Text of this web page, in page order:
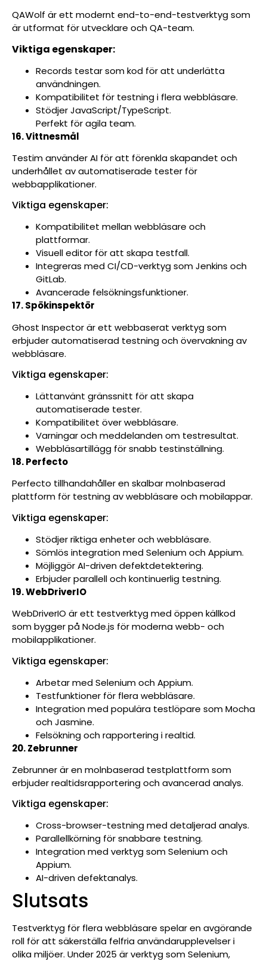
QAWolf är ett modernt end-to-end-testverktyg som
är utformat för utvecklare och QA-team.
Viktiga egenskaper:
Records testar som kod för att underlätta
användningen.
Kompatibilitet för testning i flera webbläsare.
Stödjer JavaScript/TypeScript.
Perfekt för agila team.
16. Vittnesmål
Testim använder AI för att förenkla skapandet och
underhållet av automatiserade tester för
webbapplikationer.
Viktiga egenskaper:
Kompatibilitet mellan webbläsare och
plattformar.
Visuell editor för att skapa testfall.
Integreras med CI/CD-verktyg som Jenkins och
GitLab.
Avancerade felsökningsfunktioner.
17. Spökinspektör
Ghost Inspector är ett webbaserat verktyg som
erbjuder automatiserad testning och övervakning av
webbläsare.
Viktiga egenskaper:
Lättanvänt gränssnitt för att skapa
automatiserade tester.
Kompatibilitet över webbläsare.
Varningar och meddelanden om testresultat.
Webbläsartillägg för snabb testinställning.
18. Perfecto
Perfecto tillhandahåller en skalbar molnbaserad
plattform för testning av webbläsare och mobilappar.
Viktiga egenskaper:
Stödjer riktiga enheter och webbläsare.
Sömlös integration med Selenium och Appium.
Möjliggör AI-driven defektdetektering.
Erbjuder parallell och kontinuerlig testning.
19. WebDriverIO
WebDriverIO är ett testverktyg med öppen källkod
som bygger på Node.js för moderna webb- och
mobilapplikationer.
Viktiga egenskaper:
Arbetar med Selenium och Appium.
Testfunktioner för flera webbläsare.
Integration med populära testlöpare som Mocha
och Jasmine.
Felsökning och rapportering i realtid.
20. Zebrunner
Zebrunner är en molnbaserad testplattform som
erbjuder realtidsrapportering och avancerad analys.
Viktiga egenskaper:
Cross-browser-testning med detaljerad analys.
Parallellkörning för snabbare testning.
Integration med verktyg som Selenium och
Appium.
AI-driven defektanalys.
Slutsats
Testverktyg för flera webbläsare spelar en avgörande
roll för att säkerställa felfria användarupplevelser i
olika miljöer. Under 2025 är verktyg som Selenium,